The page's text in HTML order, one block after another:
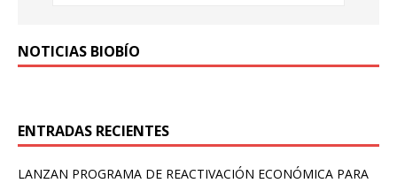
NOTICIAS BIOBÍO
ENTRADAS RECIENTES
LANZAN PROGRAMA DE REACTIVACIÓN ECONÓMICA PARA